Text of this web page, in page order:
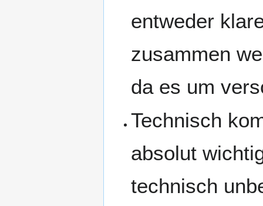
entweder
zusammen
da es um
Technisch
absolut
technisch